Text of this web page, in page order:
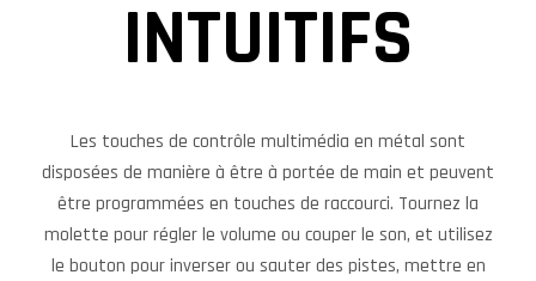
INTUITIFS
Les touches de contrôle multimédia en métal sont
disposées de manière à être à portée de main et peuvent
être programmées en touches de raccourci. Tournez la
molette pour régler le volume ou couper le son, et utilisez
le bouton pour inverser ou sauter des pistes, mettre en